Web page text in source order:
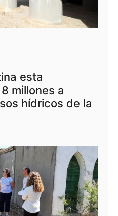
esta
millones a
hídricos de la